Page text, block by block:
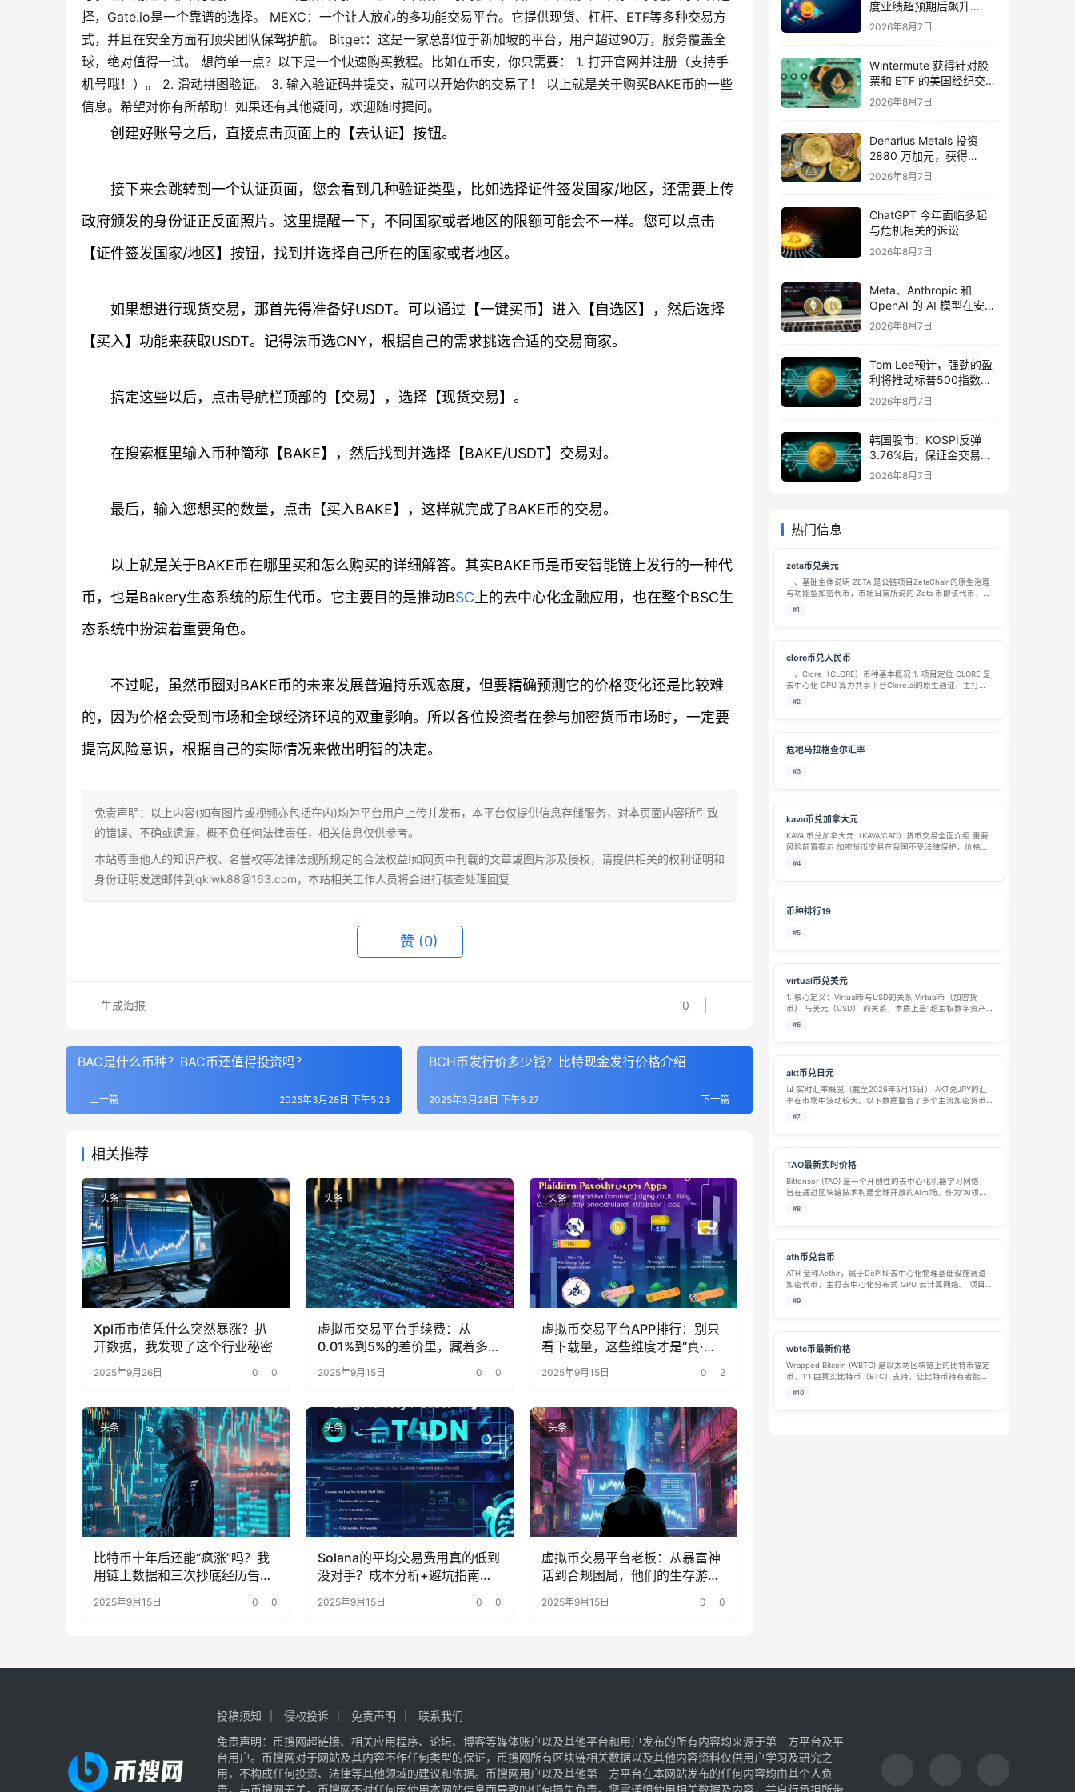
择，Gate.io是一个靠谱的选择。 MEXC：一个让人放心的多功能交易平台。它提供现货、杠杆、ETF等多种交易方
式，并且在安全方面有顶尖团队保驾护航。 Bitget：这是一家总部位于新加坡的平台，用户超过90万，服务覆盖全
球，绝对值得一试。 想简单一点？以下是一个快速购买教程。比如在币安，你只需要： 1. 打开官网并注册（支持手
机号哦！）。 2. 滑动拼图验证。 3. 输入验证码并提交，就可以开始你的交易了！ 以上就是关于购买BAKE币的一些
信息。希望对你有所帮助！如果还有其他疑问，欢迎随时提问。
创建好账号之后，直接点击页面上的【去认证】按钮。
接下来会跳转到一个认证页面，您会看到几种验证类型，比如选择证件签发国家/地区，还需要上传
政府颁发的身份证正反面照片。这里提醒一下，不同国家或者地区的限额可能会不一样。您可以点击
【证件签发国家/地区】按钮，找到并选择自己所在的国家或者地区。
如果想进行现货交易，那首先得准备好USDT。可以通过【一键买币】进入【自选区】，然后选择
【买入】功能来获取USDT。记得法币选CNY，根据自己的需求挑选合适的交易商家。
搞定这些以后，点击导航栏顶部的【交易】，选择【现货交易】。
在搜索框里输入币种简称【BAKE】，然后找到并选择【BAKE/USDT】交易对。
最后，输入您想买的数量，点击【买入BAKE】，这样就完成了BAKE币的交易。
以上就是关于BAKE币在哪里买和怎么购买的详细解答。其实BAKE币是币安智能链上发行的一种代
币，也是Bakery生态系统的原生代币。它主要目的是推动BSC上的去中心化金融应用，也在整个BSC生
态系统中扮演着重要角色。
不过呢，虽然币圈对BAKE币的未来发展普遍持乐观态度，但要精确预测它的价格变化还是比较难
的，因为价格会受到市场和全球经济环境的双重影响。所以各位投资者在参与加密货币市场时，一定要
提高风险意识，根据自己的实际情况来做出明智的决定。
免责声明：以上内容(如有图片或视频亦包括在内)均为平台用户上传并发布，本平台仅提供信息存储服务，对本页面内容所引致
的错误、不确或遗漏，概不负任何法律责任，相关信息仅供参考。
本站尊重他人的知识产权、名誉权等法律法规所规定的合法权益!如网页中刊载的文章或图片涉及侵权，请提供相关的权利证明和
身份证明发送邮件到qklwk88@163.com，本站相关工作人员将会进行核查处理回复
赞 (0)
0
生成海报
BAC是什么币种？BAC币还值得投资吗？
上一篇 2025年3月28日 下午5:23
BCH币发行价多少钱？比特现金发行价格介绍
下一篇
2025年3月28日 下午5:27
相关推荐
头条
Xpl币市值凭什么突然暴涨？扒
开数据，我发现了这个行业秘密
2025年9月26日 0 0
头条
虚拟币交易平台手续费：从
0.01%到5%的差价里，藏着多少
被忽略的省钱密码？
2025年9月15日 0 0
头条
虚拟币交易平台APP排行：别只
看下载量，这些维度才是“真·核
心指标”
2025年9月15日 0 2
头条
比特币十年后还能“疯涨”吗？我
用链上数据和三次抄底经历告诉
2025年9月15日 0 0
头条
Solana的平均交易费用真的低到
没对手？成本分析+避坑指南来
2025年9月15日 0 0
头条
虚拟币交易平台老板：从暴富神
话到合规困局，他们的生存游戏
变了？
2025年9月15日 0 0
度业绩超预期后飙升
16%，华尔街将目标价上
2026年8月7日
Wintermute 获得针对股
票和 ETF 的美国经纪交易
商资格
2026年8月7日
Denarius Metals 投资
2880 万加元，获得
Copper Giant Resources
2026年8月7日
ChatGPT 今年面临多起
与危机相关的诉讼
2026年8月7日
Meta、Anthropic 和
OpenAI 的 AI 模型在安全
测试期间入侵外部组织
2026年8月7日
Tom Lee预计，强劲的盈
利将推动标普500指数在
8月前升至8,000点
2026年8月7日
韩国股市：KOSPI反弹
3.76%后，保证金交易激
增1万亿韩元
2026年8月7日
热门信息
zeta币兑美元
一、基础主体说明 ZETA 是公链项目ZetaChain的原生治理
与功能型加密代币，市场日常所说的 Zeta 币即该代币，依
托主打全链互通的一层公链 ZetaChain 发行，定位为跨链
#1
clore币兑人民币
一、Clore（CLORE）币种基本概况 1. 项目定位 CLORE 是
去中心化 GPU 算力共享平台Clore.ai的原生通证，主打
P2P 闲置 GPU 资源撮合交易，对接算力供给方与需求方，
#2
危地马拉格查尔汇率
#3
kava币兑加拿大元
KAVA 币兑加拿大元（KAVA/CAD）货币交易全面介绍 重要
风险前置提示 加密货币交易在我国不受法律保护，价格波
动极大、存在平台跑路、合约漏洞、各国监管禁令等多重
#4
币种排行19
#5
virtual币兑美元
1. 核心定义：Virtual币与USD的关系 Virtual币（加密货
币） 与美元（USD） 的关系，本质上是“超主权数字资产”
与“国家主权信用货币”之间的汇率博弈。 比特币（BTC）/
#6
akt币兑日元
📊 实时汇率概览（截至2026年5月15日） AKT兑JPY的汇
率在市场中波动较大。以下数据整合了多个主流加密货币
平台的最新报价，由于市场波动，不同平台之间存在一定
#7
TAO最新实时价格
Bittensor (TAO) 是一个开创性的去中心化机器学习网络，
旨在通过区块链技术构建全球开放的AI市场。作为”AI领域
的比特币”，TAO采用独特的激励机制，将全球计算资源和
#8
ath币兑台币
ATH 全称Aethir，属于DePIN 去中心化物理基础设施赛道
加密代币，主打去中心化分布式 GPU 云计算网络。 项目
定位 搭建分布式算力网络，整合全球闲置 GPU 资源，面
#9
wbtc币最新价格
Wrapped Bitcoin (WBTC) 是以太坊区块链上的比特币锚定
币，1:1 由真实比特币（BTC）支持，让比特币持有者能在
以太坊生态中使用BTC进行DeFi、NFT交易和其他智能合
#10
投稿须知 侵权投诉 免责声明
联系我们
免责声明：币搜网超链接、相关应用程序、论坛、博客等媒体账户以及其他平台和用户发布的所有内容均来源于第三方平台及平
台用户。币搜网对于网站及其内容不作任何类型的保证，币搜网所有区块链相关数据以及其他内容资料仅供用户学习及研究之
用，不构成任何投资、法律等其他领域的建议和依据。币搜网用户以及其他第三方平台在本网站发布的任何内容均由其个人负
责，与币搜网无关。币搜网不对任何因使用本网站信息而导致的任何损失负责。您需谨慎使用相关数据及内容，并自行承担所带